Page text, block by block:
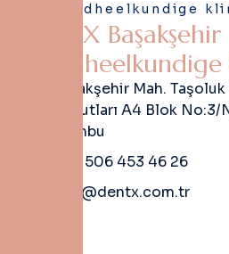
Tandheelkundige
X Başakşehir
dheelkundige
Başakşehir Mah.
Konutları A4 Blok
İstanbu
+90 506 453 46 26
info@dentx.com.tr